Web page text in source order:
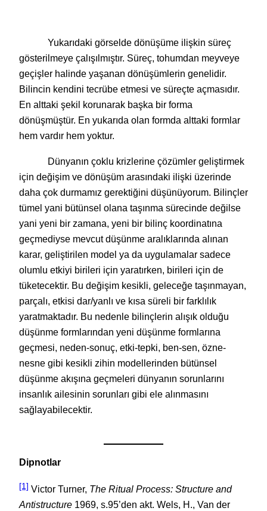
Yukarıdaki görselde dönüşüme ilişkin süreç
gösterilmeye çalışılmıştır. Süreç, tohumdan meyveye
geçişler halinde yaşanan dönüşümlerin genelidir.
Bilincin kendini tecrübe etmesi ve süreçte açmasıdır.
En alttaki şekil korunarak başka bir forma
dönüşmüştür. En yukarıda olan formda alttaki formlar
hem vardır hem yoktur.
Dünyanın çoklu krizlerine çözümler geliştirmek
için değişim ve dönüşüm arasındaki ilişki üzerinde
daha çok durmamız gerektiğini düşünüyorum. Bilinçler
tümel yani bütünsel olana taşınma sürecinde değilse
yani yeni bir zamana, yeni bir bilinç koordinatına
geçmediyse mevcut düşünme aralıklarında alınan
karar, geliştirilen model ya da uygulamalar sadece
olumlu etkiyi birileri için yaratırken, birileri için de
tüketecektir. Bu değişim kesikli, geleceğe taşınmayan,
parçalı, etkisi dar/yanlı ve kısa süreli bir farklılık
yaratmaktadır. Bu nedenle bilinçlerin alışık olduğu
düşünme formlarından yeni düşünme formlarına
geçmesi, neden-sonuç, etki-tepki, ben-sen, özne-
nesne gibi kesikli zihin modellerinden bütünsel
düşünme akışına geçmeleri dünyanın sorunlarını
insanlık ailesinin sorunları gibi ele alınmasını
sağlayabilecektir.
Dipnotlar
[1] Victor Turner, The Ritual Process: Structure and
Antistructure 1969, s.95’den akt. Wels, H., Van der